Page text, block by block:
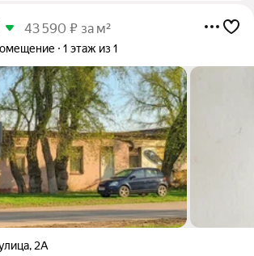
43 590 ₽ за м²
1 этаж из 1
, 2А